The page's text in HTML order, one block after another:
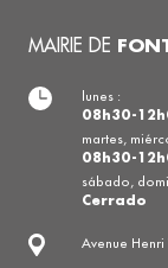
MAIRIE DE
Avenue Henri
lunes :
08h30-
martes,
08h30-
sábado,
Cerrado